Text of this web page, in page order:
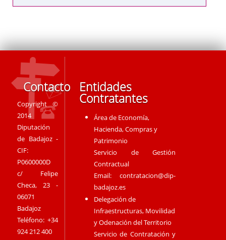
Contacto
Copyright ©
2014
Diputación
de Badajoz -
CIF:
P0600000D
c/ Felipe
Checa, 23 -
06071
Badajoz
Teléfono: +34
924 212 400
Entidades
Contratantes
Área de Economía,
Hacienda, Compras y
Patrimonio
Servicio de Gestión
Contractual
Email:contratacion@dip-
badajoz.es
Delegación de
Infraestructuras, Movilidad
y Odenación del Territorio
Servicio de Contratación y